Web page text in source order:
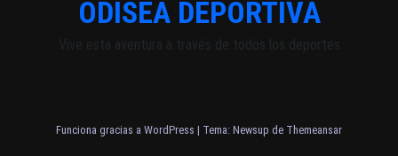
ODISEA DEPORTIVA
Vive esta aventura a través de todos los deportes
Funciona gracias a WordPress | Tema: Newsup de Themeansar